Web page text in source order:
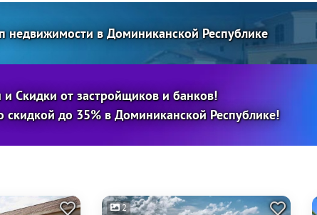
недвижимости в Доминиканской Республике
Скидки от застройщиков и банков!
скидкой до 35% в Доминиканской Республике!
2